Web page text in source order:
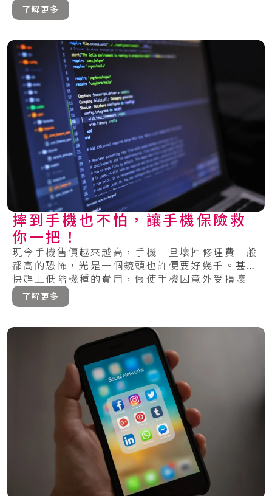
了解更多
摔到手機也不怕，讓手機保險救
你一把！
現今手機售價越來越高，手機一旦壞掉修理費一般
都高的恐怖，光是一個鏡頭也許便要好幾千。甚至
快趕上低階機種的費用，假使手機因意外受損壞
掉，絕.....
了解更多